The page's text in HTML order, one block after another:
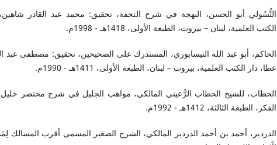
التُّسُولي أبو الحسن، البهجة في شرح التحفة، تحقيق: محمد عبد القادر شاهين،
الكتب العلمية، لبنان – بيروت، الطبعة الأولى، 1418هـ - 1998م.
الحاكم، أبو عبد الله النيسابوري، المستدرك على الصحيحين، تحقيق: مصطفى عبد
عطا، دار الكتب العلمية، بيروت – لبنان، الطبعة الأولى، 1411هـ - 1990م.
الحطاب، للشيخ الحطاب الرُّعيني المالكي، مواهب الجليل في شرح مختصر خليل،
الفكر، الطبعة الثالثة، 1412هـ - 1992م.
الدردير، أحمد بن أحمد الدردير المالكي، الشرح الصغير المسمى أقرب المسالك